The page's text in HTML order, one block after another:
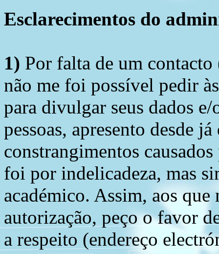
Esclarecimentos do
1) Por falta de um
não me foi possível pedir
para divulgar seus dados
pessoas, apresento desde
constrangimentos
foi por indelicadeza, mas
académico. Assim, aos
autorização, peço o favor
a respeito (endereço